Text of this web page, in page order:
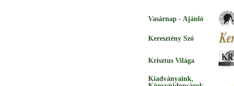
Vasárnap - Ajánló
Keresztény Szó
Krisztus Világa
Kiadványaink,